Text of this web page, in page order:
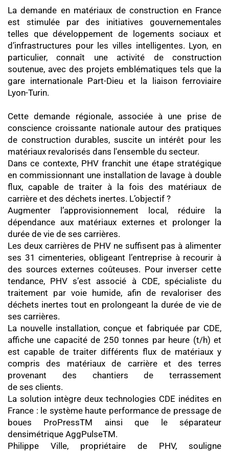
La demande en matériaux de construction en France
est stimulée par des initiatives gouvernementales
telles que développement de logements sociaux et
d’infrastructures pour les villes intelligentes. Lyon, en
particulier, connaît une activité de construction
soutenue, avec des projets emblématiques tels que la
gare internationale Part-Dieu et la liaison ferroviaire
Lyon-Turin.
Cette demande régionale, associée à une prise de
conscience croissante nationale autour des pratiques
de construction durables, suscite un intérêt pour les
matériaux revalorisés dans l'ensemble du secteur.
Dans ce contexte, PHV franchit une étape stratégique
en commissionnant une installation de lavage à double
flux, capable de traiter à la fois des matériaux de
carrière et des déchets inertes. L’objectif ?
Augmenter l’approvisionnement local, réduire la
dépendance aux matériaux externes et prolonger la
durée de vie de ses carrières.
Les deux carrières de PHV ne suffisent pas à alimenter
ses 31 cimenteries, obligeant l’entreprise à recourir à
des sources externes coûteuses. Pour inverser cette
tendance, PHV s’est associé à CDE, spécialiste du
traitement par voie humide, afin de revaloriser des
déchets inertes tout en prolongeant la durée de vie de
ses carrières.
La nouvelle installation, conçue et fabriquée par CDE,
affiche une capacité de 250 tonnes par heure (t/h) et
est capable de traiter différents flux de matériaux y
compris des matériaux de carrière et des terres
provenant des chantiers de terrassement
de ses clients.
La solution intègre deux technologies CDE inédites en
France : le système haute performance de pressage de
boues ProPressTM ainsi que le séparateur
densimétrique AggPulseTM.
Philippe Ville, propriétaire de PHV, souligne